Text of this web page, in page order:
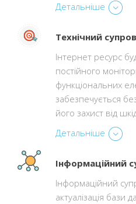
Детальніше
Технічний
Інтернет ресурс
постійного
функціональних
забезпечується
його захист від
Детальніше
Інформаційний
Інформаційний
актуалізація бази